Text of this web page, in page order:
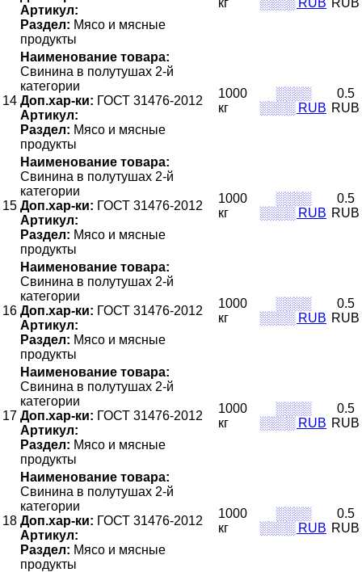
Артикул:
Раздел: Мясо и мясные
продукты
14
Наименование товара:
Свинина в полутушах 2-й
категории
Доп.хар-ки: ГОСТ 31476-2012
Артикул:
Раздел: Мясо и мясные
продукты
1000
кг
░░░░
░░░░ RUB
0.5
RUB
15
Наименование товара:
Свинина в полутушах 2-й
категории
Доп.хар-ки: ГОСТ 31476-2012
Артикул:
Раздел: Мясо и мясные
продукты
1000
кг
░░░░
░░░░ RUB
0.5
RUB
16
Наименование товара:
Свинина в полутушах 2-й
категории
Доп.хар-ки: ГОСТ 31476-2012
Артикул:
Раздел: Мясо и мясные
продукты
1000
кг
░░░░
░░░░ RUB
0.5
RUB
17
Наименование товара:
Свинина в полутушах 2-й
категории
Доп.хар-ки: ГОСТ 31476-2012
Артикул:
Раздел: Мясо и мясные
продукты
1000
кг
░░░░
░░░░ RUB
0.5
RUB
18
Наименование товара:
Свинина в полутушах 2-й
категории
Доп.хар-ки: ГОСТ 31476-2012
Артикул:
Раздел: Мясо и мясные
продукты
1000
кг
░░░░
░░░░ RUB
0.5
RUB